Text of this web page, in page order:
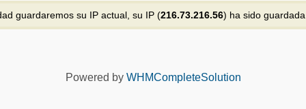
guardaremos su IP actual, su IP (216.73.216.56) ha sido
Powered by WHMCompleteSolution